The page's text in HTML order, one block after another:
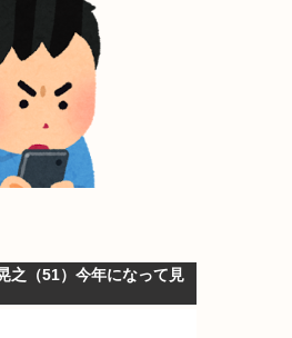
之（51）今年になって見